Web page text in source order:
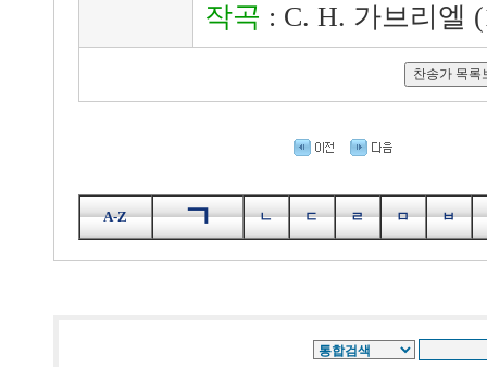
작곡 : C. H. 가브리엘
A-Z ㄱ ㄴ ㄷ ㄹ ㅁ ㅂ